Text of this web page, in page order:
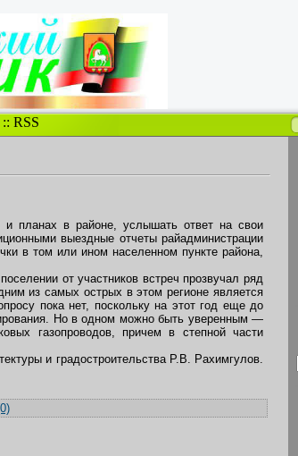
RSS
планах в районе, услышать ответ на свои
выездные отчеты райадминистрации
в том или ином населенном пункте района,
от участников встреч прозвучал ряд
из самых острых в этом регионе является
пока нет, поскольку на этот год еще до
Но в одном можно быть уверенным —
газопроводов, причем в степной части
и градостроительства Р.В. Рахимгулов.